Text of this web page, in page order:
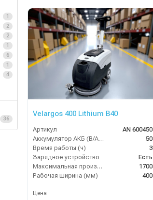
1
2
2
1
6
1
4
36
Velargos 400 Lithium B40
Артикул
AN 600450
Аккумулятор АКБ (В/А·ч)
50
Время работы (ч)
3
Зарядное устройство
Есть
Максимальная производительность (кв.м/час)
1700
Рабочая ширина (мм)
400
Цена